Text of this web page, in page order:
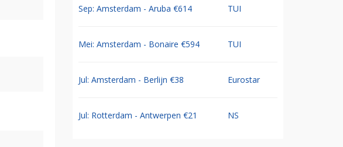
Sep: Amsterdam - Aruba €614 TUI
Mei: Amsterdam - Bonaire €594 TUI
Jul: Amsterdam - Berlijn €38 Eurostar
Jul: Rotterdam - Antwerpen €21 NS